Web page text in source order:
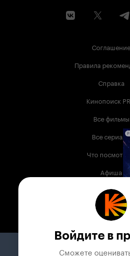
Соглашение
Правила
Справка
Кинопоиск
Все фильмы
Все сериалы
Что
Афиша
Музыка
Телепрограмма
Служба
Войдите в
Сможете